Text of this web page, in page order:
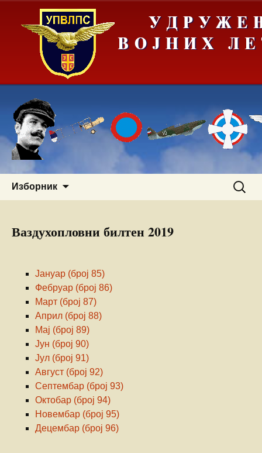
Изборник
Ваздухопловни билтен 2019
Јануар (број 85)
Фебруар (број 86)
Март (број 87)
Април (број 88)
Мај (број 89)
Јун (број 90)
Јул (број 91)
Август (број 92)
Септембар (број 93)
Октобар (број 94)
Новембар (број 95)
Децембар (број 96)